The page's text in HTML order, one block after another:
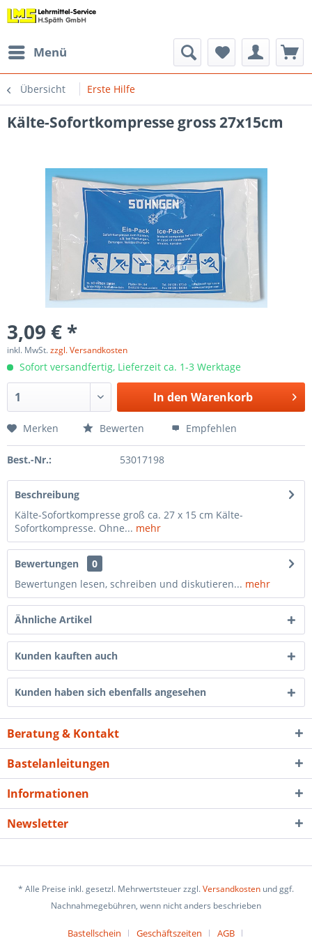
Menü
Übersicht Erste Hilfe
Kälte-Sofortkompresse gross 27x15cm
3,09 € *
inkl. MwSt.zzgl. Versandkosten
Sofort versandfertig, Lieferzeit ca. 1-3 Werktage
In den Warenkorb
Merken Bewerten Empfehlen
Best.-Nr.: 53017198
Beschreibung
Kälte-Sofortkompresse groß ca. 27 x 15 cm Kälte-
Sofortkompresse. Ohne... mehr
Bewertungen
0
Bewertungen lesen, schreiben und diskutieren... mehr
Ähnliche Artikel
Kunden kauften auch
Kunden haben sich ebenfalls angesehen
Beratung & Kontakt
Bastelanleitungen
Informationen
Newsletter
* Alle Preise inkl. gesetzl. Mehrwertsteuer zzgl.Versandkosten und ggf.
Nachnahmegebühren, wenn nicht anders beschrieben
Bastellschein Geschäftszeiten AGB